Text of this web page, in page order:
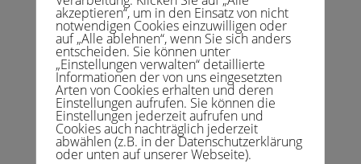
akzeptieren“, um in den Einsatz von nicht
notwendigen Cookies einzuwilligen oder
auf „Alle ablehnen“, wenn Sie sich anders
entscheiden. Sie können unter
„Einstellungen verwalten“ detaillierte
Informationen der von uns eingesetzten
Arten von Cookies erhalten und deren
Einstellungen aufrufen. Sie können die
Einstellungen jederzeit aufrufen und
Cookies auch nachträglich jederzeit
abwählen (z.B. in der Datenschutzerklärung
oder unten auf unserer Webseite).